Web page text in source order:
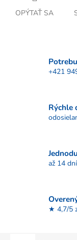
OPÝTAŤ SA
+421
Rýchle
až 14
★ 4,7/5